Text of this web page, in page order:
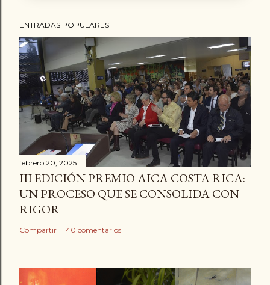
ENTRADAS POPULARES
febrero 20, 2025
III EDICIÓN PREMIO AICA COSTA RICA:
UN PROCESO QUE SE CONSOLIDA CON
RIGOR
Compartir 40 comentarios